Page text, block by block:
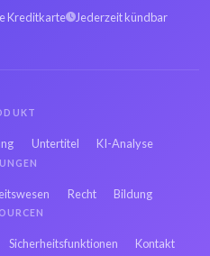
Kreditkarte Jederzeit kündbar
Untertitel KI-Analyse
Recht Bildung
Sicherheitsfunktionen Kontakt